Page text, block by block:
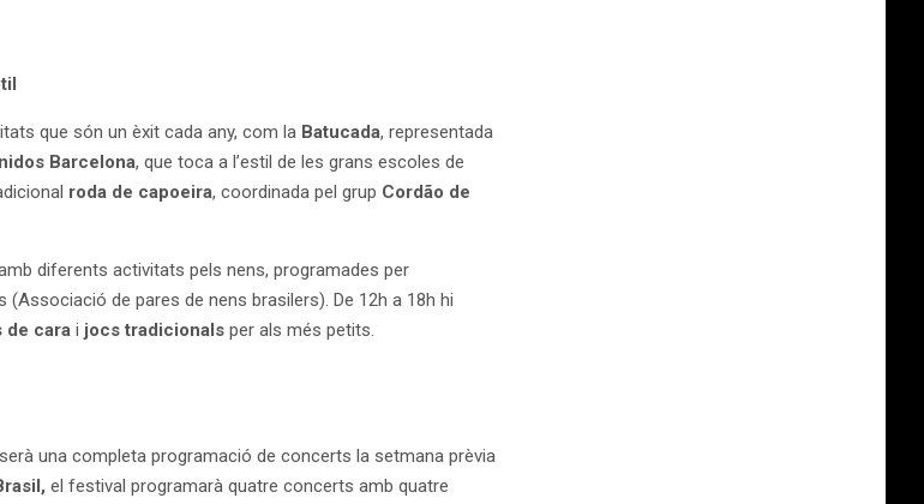
que són un èxit cada any, com la Batucada, representada
Barcelona, que toca a l’estil de les grans escoles de
roda de capoeira, coordinada pel grup Cordão de
diferents activitats pels nens, programades per
(Associació de pares de nens brasilers). De 12h a 18h hi
de cara i jocs tradicionals per als més petits.
una completa programació de concerts la setmana prèvia
el festival programarà quatre concerts amb quatre